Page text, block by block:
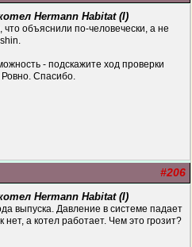
Hermann Habitat (I)
что объяснили по-человечески, а не
- подскажите ход проверки
Спасибо.
#206
Hermann Habitat (I)
выпуска. Давление в системе падает
нет, а котел работает. Чем это грозит?